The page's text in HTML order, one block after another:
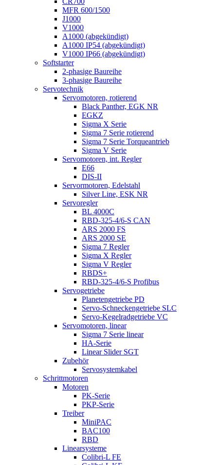
MFR 600/1500
J1000
V1000
A1000 (abgekündigt)
A1000 IP54 (abgekündigt)
V1000 IP66 (abgekündigt)
Softstarter
2-phasige Baureihe
3-phasige Baureihe
Servotechnik
Servomotoren, rotierend
Black Panther, EGK NR
EGKZ
Sigma X Serie
Sigma 7 Serie rotierend
Sigma 7 Serie Torqueantrieb
Sigma V Serie
Servomotoren, int. Regler
E66
DIS-II
Servormotoren, Edelstahl
Silver Line, ESK NR
Servoregler
BL 4000C
RBD-325-4/6-S CAN
ARS 2000 FS
ARS 2000 SE
Sigma 7 Regler
Sigma X Regler
Sigma V Regler
RBDS+
RBD-325-4/6-S Profibus
Servogetriebe
Planetengetriebe PD
Servo-Schneckengetriebe SLC
Servo-Kegelradgetriebe VC
Servomotoren, linear
Sigma 7 Serie linear
HA-Serie
Linear Slider SGT
Zubehör
Servosystemkabel
Schrittmotoren
Motoren
PK-Serie
PKP-Serie
Treiber
MiniPAC
BAC100
RBD
Linearsysteme
Colibri-L FE